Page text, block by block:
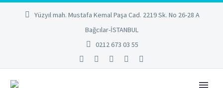
Yüzyıl mah. Mustafa Kemal Paşa Cad. 2219 Sk. No 26-28 A
Bağcılar-İSTANBUL
0212 673 03 55